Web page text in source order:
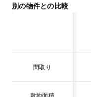
別の物件との比較
間取り
敷地面積